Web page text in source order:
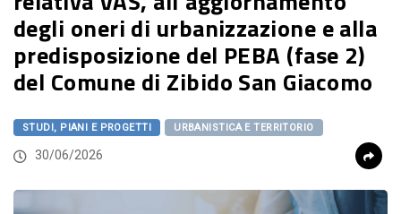
degli oneri di urbanizzazione e alla
predisposizione del PEBA (fase 2)
del Comune di Zibido San Giacomo
STUDI, PIANI E PROGETTI URBANISTICA E TERRITORIO
30/06/2026